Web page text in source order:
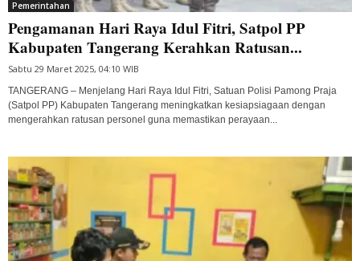
Pemerintahan
Pengamanan Hari Raya Idul Fitri, Satpol PP
Kabupaten Tangerang Kerahkan Ratusan...
Sabtu 29 Maret 2025, 04:10 WIB
TANGERANG – Menjelang Hari Raya Idul Fitri, Satuan Polisi Pamong Praja
(Satpol PP) Kabupaten Tangerang meningkatkan kesiapsiagaan dengan
mengerahkan ratusan personel guna memastikan perayaan...